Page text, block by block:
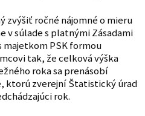
zvýšiť ročné nájomné o mieru
v súlade s platnými Zásadami
majetkom PSK formou
tak, že celková výška
roka sa prenásobí
ktorú zverejní Štatistický úrad
rok.